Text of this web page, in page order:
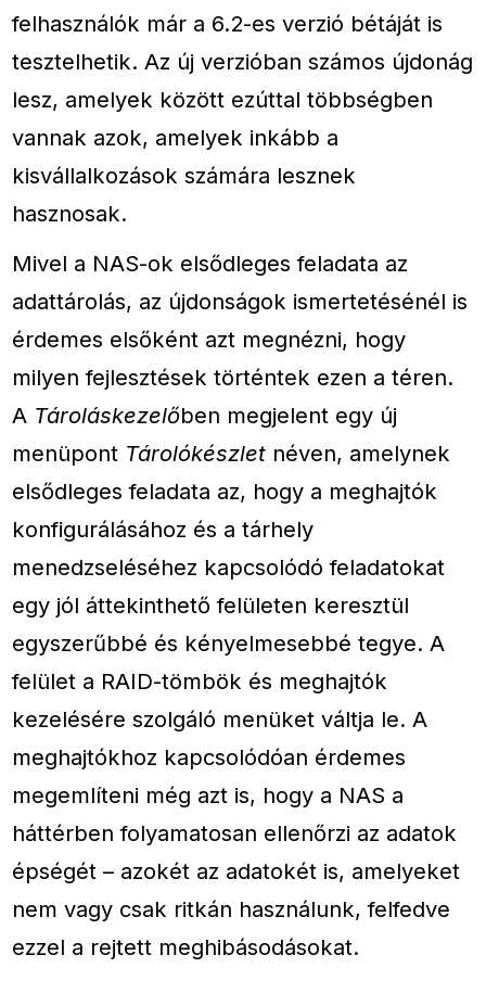
felhasználók már a 6.2-es verzió bétáját is
tesztelhetik. Az új verzióban számos újdonág
lesz, amelyek között ezúttal többségben
vannak azok, amelyek inkább a
kisvállalkozások számára lesznek
hasznosak.
Mivel a NAS-ok elsődleges feladata az
adattárolás, az újdonságok ismertetésénél is
érdemes elsőként azt megnézni, hogy
milyen fejlesztések történtek ezen a téren.
A Tároláskezelőben megjelent egy új
menüpont Tárolókészlet néven, amelynek
elsődleges feladata az, hogy a meghajtók
konfigurálásához és a tárhely
menedzseléséhez kapcsolódó feladatokat
egy jól áttekinthető felületen keresztül
egyszerűbbé és kényelmesebbé tegye. A
felület a RAID-tömbök és meghajtók
kezelésére szolgáló menüket váltja le. A
meghajtókhoz kapcsolódóan érdemes
megemlíteni még azt is, hogy a NAS a
háttérben folyamatosan ellenőrzi az adatok
épségét – azokét az adatokét is, amelyeket
nem vagy csak ritkán használunk, felfedve
ezzel a rejtett meghibásodásokat.